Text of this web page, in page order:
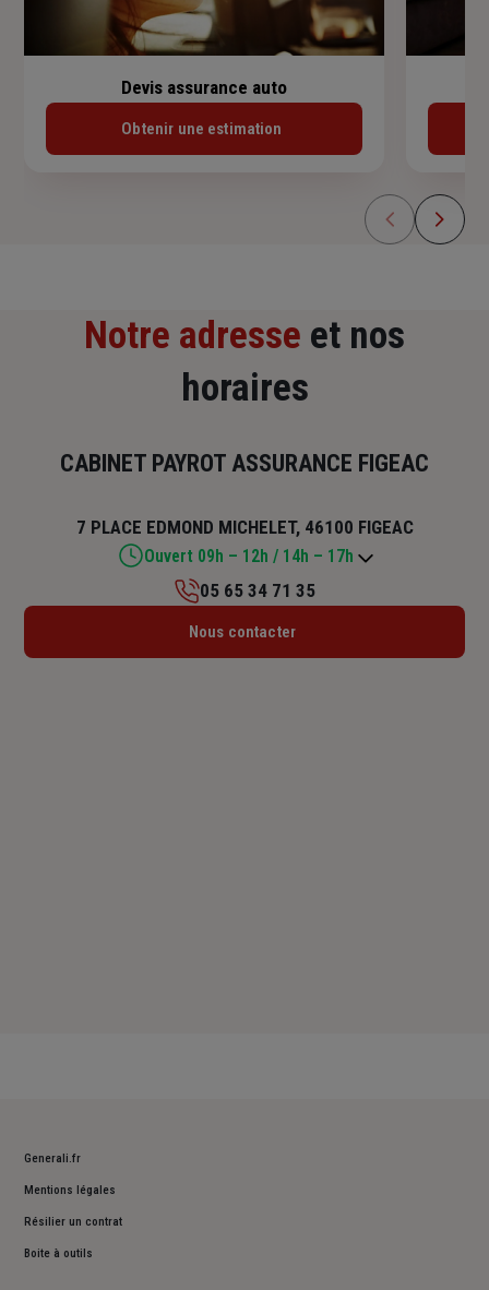
Devis assurance auto
Obtenir une estimation
Notre adresse et nos
horaires
CABINET PAYROT ASSURANCE FIGEAC
7 PLACE EDMOND MICHELET, 46100 FIGEAC
Ouvert 09h – 12h / 14h – 17h
Lundi : Fermé
05 65 34 71 35
Nous contacter
Generali.fr
Mentions légales
Résilier un contrat
Boite à outils